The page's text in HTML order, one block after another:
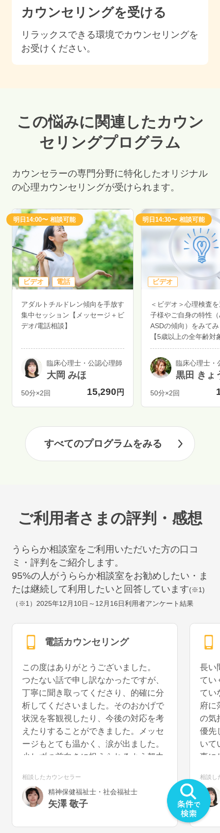
カウンセリングを受ける
リラックスできる環境でカウンセリングを
お受けください。
この悩みに関連したカウン
セリングプログラム
カウンセラーの専門分野に特化したオリジナル
の心理カウンセリングが受けられます。
明日14:00〜 相談可能
ビデオ 電話
アダルトチルドレン傾向を手放す
集中セッション【メッセージ＋ビ
デオ/電話相談】
臨床心理士・公認心理師
大岡 みほ
50分×2回 15,290 円
明日14:30〜 相談可能
ビデオ
＜ビデオ＞心理検査
子様やご自身の特性
ASDの傾向）をみて
【5歳以上の全年齢対
臨床心理士・
黒田 きょ
50分×2回
すべてのプログラムをみる
ご利用者さまの評判・感想
うららか相談室をご利用いただいた方の口コ
ミ・評判をご紹介します。
95%の人がうららか相談室をお勧めしたい・ま
たは継続して利用したいと回答しています(※1)
（※1） 2025年12月10日～12月16日利用者アンケート結果
電話カウンセリング
この度はありがとうございました。
つたない話で申し訳なかったですが、
丁寧に聞き取ってくださり、的確に分
析してくださいました。そのおかげで
状況を客観視したり、今後の対応を考
えたりすることができました。メッセ
ージもとても温かく、涙が出ました。
少しずつ前向きに捉えられるよう努力
あれば、再度お話を聞いていただける
と幸いです。
相談したカウンセラー
精神保健福祉士・社会福祉士
矢澤 敬子
長い
てい
てい
府に
の気
優先
いて
事に
を切
気
うで
相談し